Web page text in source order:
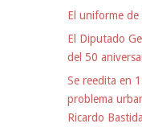
El uniforme de
El Diputado
del 50
Se reedita en
problema
Ricardo